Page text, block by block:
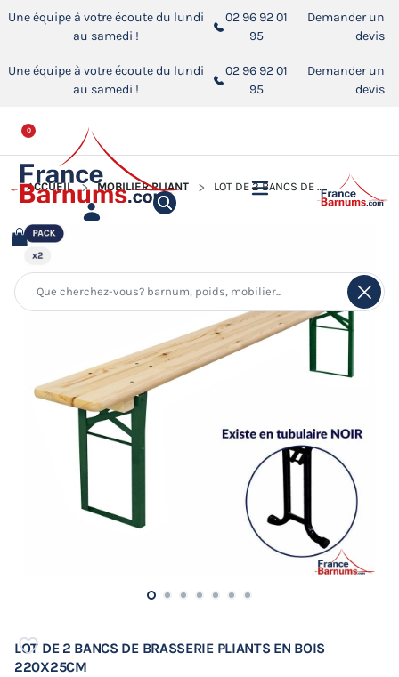
Une équipe à votre écoute du lundi
au samedi !
02 96 92 01
95
Demander un
devis
Une équipe à votre écoute du lundi
au samedi !
02 96 92 01
95
Demander un
devis
0
ACCUEIL MOBILIER PLIANT LOT DE 2 BANCS DE BRASSERIE PLIANTS EN BOIS 220X25CM
LOT DE 2 BANCS DE BRASSERIE PLIANTS EN BOIS
220X25CM